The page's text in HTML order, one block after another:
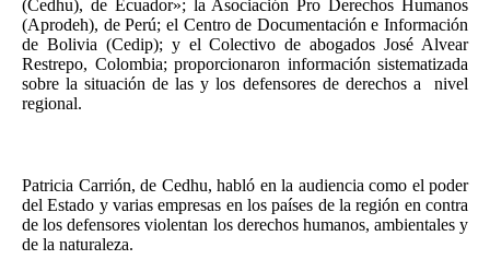
(Cedhu), de Ecuador»; la Asociación Pro Derechos Humanos
(Aprodeh), de Perú; el Centro de Documentación e Información
de Bolivia (Cedip); y el Colectivo de abogados José Alvear
Restrepo, Colombia; proporcionaron información sistematizada
sobre la situación de las y los defensores de derechos a nivel
regional.
Patricia Carrión, de Cedhu, habló en la audiencia como el poder
del Estado y varias empresas en los países de la región en contra
de los defensores violentan los derechos humanos, ambientales y
de la naturaleza.